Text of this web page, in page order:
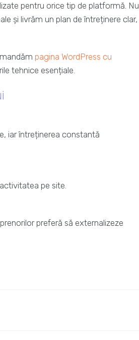
pentru orice tip de platformă. Nu
și livrăm un plan de întreținere clar,
pagina WordPress cu
tehnice esențiale.
iar întreținerea constantă
pe site.
preferă să externalizeze